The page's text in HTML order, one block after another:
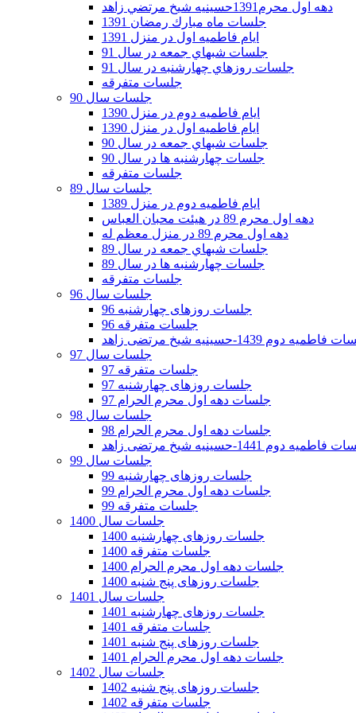
دهه اول محرم1391حسينيه شيخ مرتضي زاهد
جلسات ماه مبارك رمضان 1391
ايام فاطميه اول در منزل 1391
جلسات شبهاي جمعه در سال 91
جلسات روزهاي چهارشنبه در سال 91
جلسات متفرقه
جلسات سال 90
ایام فاطمیه دوم در منزل 1390
ایام فاطمیه اول در منزل 1390
جلسات شبهاي جمعه در سال 90
جلسات چهارشنبه ها در سال 90
جلسات متفرقه
جلسات سال 89
ایام فاطمیه دوم در منزل 1389
دهه اول محرم 89 در هیئت محبان العباس
دهه اول محرم 89 در منزل معظم له
جلسات شبهاي جمعه در سال 89
جلسات چهارشنبه ها در سال 89
جلسات متفرقه
جلسات سال 96
جلسات روزهای چهارشنبه 96
جلسات متفرقه 96
دوم 1439-حسینیه شیخ مرتضی زاهد
جلسات سال 97
جلسات متفرقه 97
جلسات روزهای چهارشنبه 97
جلسات دهه اول محرم الحرام 97
جلسات سال 98
جلسات دهه اول محرم الحرام 98
دوم 1441-حسینیه شیخ مرتضی زاهد
جلسات سال 99
جلسات روزهای چهارشنبه 99
جلسات دهه اول محرم الحرام 99
جلسات متفرقه 99
جلسات سال 1400
جلسات روزهای چهارشنبه 1400
جلسات متفرقه 1400
جلسات دهه اول محرم الحرام 1400
جلسات روزهای پنج شنبه 1400
جلسات سال 1401
جلسات روزهای چهارشنبه 1401
جلسات متفرقه 1401
جلسات روزهای پنج شنبه 1401
جلسات دهه اول محرم الحرام 1401
جلسات سال 1402
جلسات روزهای پنج شنبه 1402
جلسات متفرقه 1402